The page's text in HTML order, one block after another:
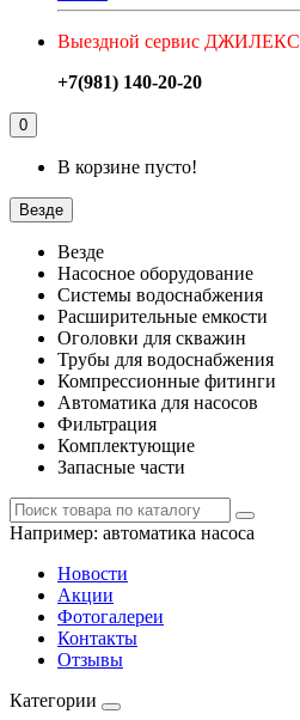
Выездной сервис ДЖИЛЕКС
+7(981) 140-20-20
0
В корзине пусто!
Везде
Везде
Насосное оборудование
Системы водоснабжения
Расширительные емкости
Оголовки для скважин
Трубы для водоснабжения
Компрессионные фитинги
Автоматика для насосов
Фильтрация
Комплектующие
Запасные части
Например: автоматика насоса
Новости
Акции
Фотогалереи
Контакты
Отзывы
Категории